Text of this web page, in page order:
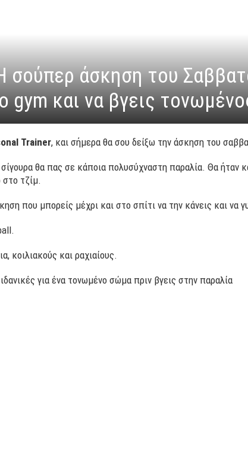
σούπερ άσκηση του
gym και να βγεις
Trainer, και σήμερα θα σου δείξω την άσκηση του
σίγουρα θα πας σε κάποια πολυσύχναστη παραλία. Θα
τζίμ.
που μπορείς μέχρι και στο σπίτι να την κάνεις και να
κοιλιακούς και ραχιαίους.
για ένα τονωμένο σώμα πριν βγεις στην παραλία